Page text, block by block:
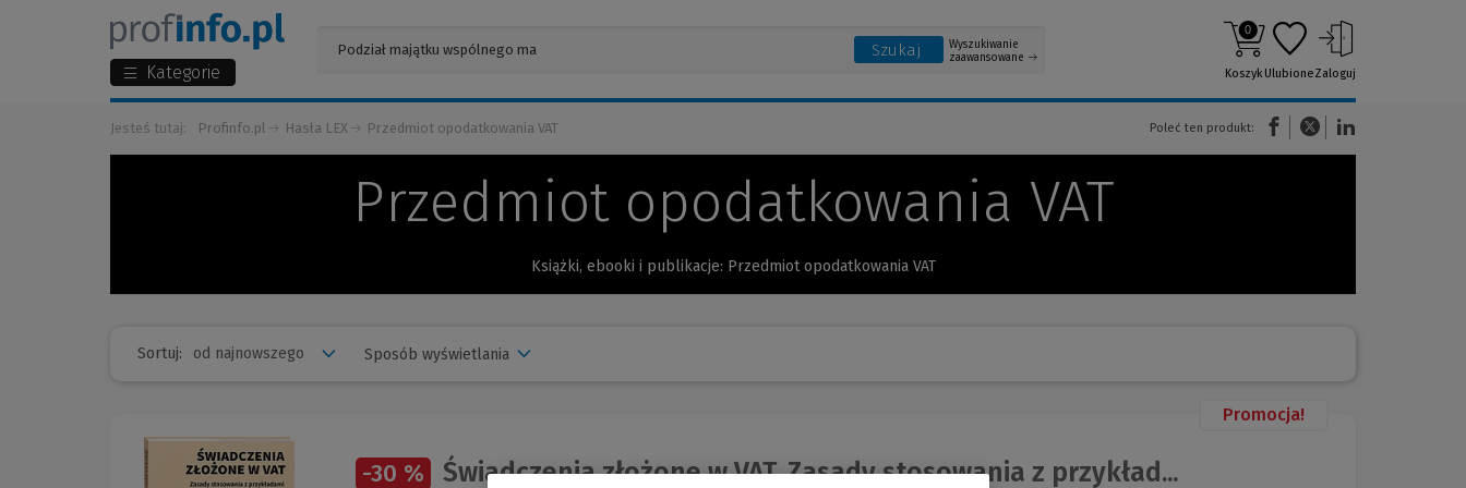
Kategorie
Szukaj
Wyszukiwanie
zaawansowane
0
KoszykUlubioneZaloguj
Jesteś tutaj: Profinfo.pl Hasła LEX Przedmiot opodatkowania VAT Poleć ten produkt:
(Nowe okno)(Link do innej strony)
Przedmiot opodatkowania VAT
Książki, ebooki i publikacje: Przedmiot opodatkowania VAT
Sortuj: Sposób wyświetlania
Promocja!
-30 % Świadczenia złożone w VAT. Zasady stosowania z przykład...